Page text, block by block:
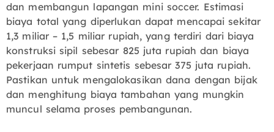
dan membangun lapangan mini soccer. Estimasi
biaya total yang diperlukan dapat mencapai sekitar
1,3 miliar – 1,5 miliar rupiah, yang terdiri dari biaya
konstruksi sipil sebesar 825 juta rupiah dan biaya
pekerjaan rumput sintetis sebesar 375 juta rupiah.
Pastikan untuk mengalokasikan dana dengan bijak
dan menghitung biaya tambahan yang mungkin
muncul selama proses pembangunan.